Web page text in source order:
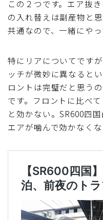
この２つです。エア抜
の入れ替えは副産物と
共通なので、一緒にやっ
特にリアについてです
ッチが微妙に異なると
ロントは完璧だと思う
です。フロントに比べ
と効かない。SR600四
エアが噛んで効かなくな